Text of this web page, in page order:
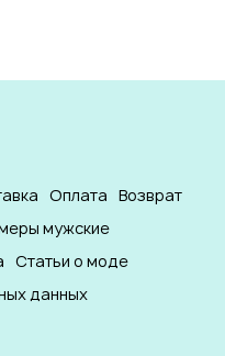
Оплата Возврат
мужские
Статьи о моде
данных